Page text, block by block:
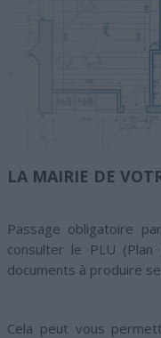
LA MAIRIE DE
Passage obligatoire
consulter le PLU (Plan
documents à produire
Cela peut vous